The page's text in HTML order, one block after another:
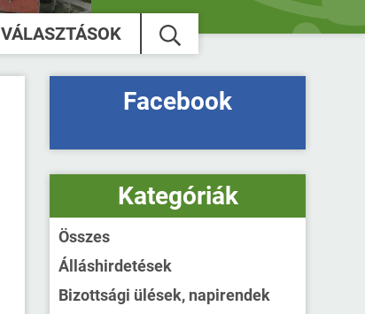
VÁLASZTÁSOK
Facebook
Kategóriák
Összes
Álláshirdetések
Bizottsági ülések, napirendek